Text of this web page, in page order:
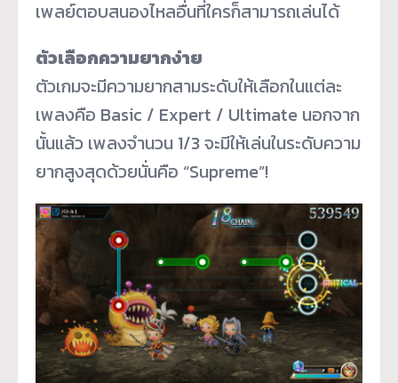
เพลย์ตอบสนองไหลอื่นที่ใครก็สามารถเล่นได้
ตัวเลือกความยากง่าย
ตัวเกมจะมีความยากสามระดับให้เลือกในแต่ละ
เพลงคือ Basic / Expert / Ultimate นอกจาก
นั้นแล้ว เพลงจำนวน 1/3 จะมีให้เล่นในระดับความ
ยากสูงสุดด้วยนั่นคือ “Supreme”!